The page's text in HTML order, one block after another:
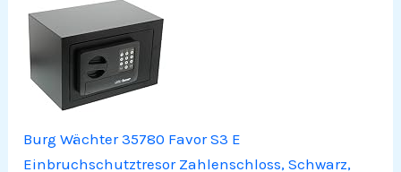
Burg Wächter 35780 Favor S3 E
Einbruchschutztresor Zahlenschloss, Schwarz,